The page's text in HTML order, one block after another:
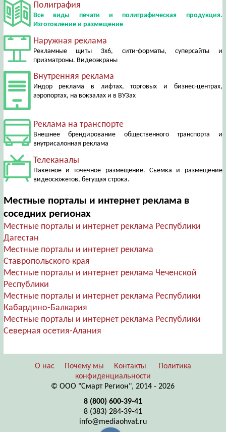
Полиграфия
Все виды печати и полиграфическая продукция.
Изготовление и размещение
Наружная реклама
Рекламные щиты 3х6, сити-форматы, суперсайты и
призматроны. Видеоэкраны
Внутренняя реклама
Индор реклама в лифтах, торговых и бизнес-центрах,
аэропортах, на вокзалах и в ВУЗах
Реклама на транспорте
Внешнее брендирование общественного транспорта и
внутрисалонная реклама
Телеканалы
Пакетное и точечное размещение. Съемка и размещение
видеосюжетов, бегущая строка.
Местные порталы и интернет реклама в
соседних регионах
Местные порталы и интернет реклама Республики
Дагестан
Местные порталы и интернет реклама
Ставропольского края
Местные порталы и интернет реклама Чеченской
Республики
Местные порталы и интернет реклама Республики
Кабардино-Балкария
Местные порталы и интернет реклама Республики
Северная осетия-Алания
О нас Почему мы Контакты
Политика
конфиденциальности
© ООО "Смарт Регион", 2014 - 2026
8 (800) 600-39-41
8 (383) 284-39-41
info@mediaohvat.ru